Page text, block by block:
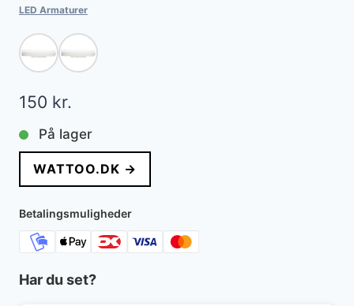
LED Armaturer
150 kr.
På lager
WATTOO.DK →
Betalingsmuligheder
Har du set?